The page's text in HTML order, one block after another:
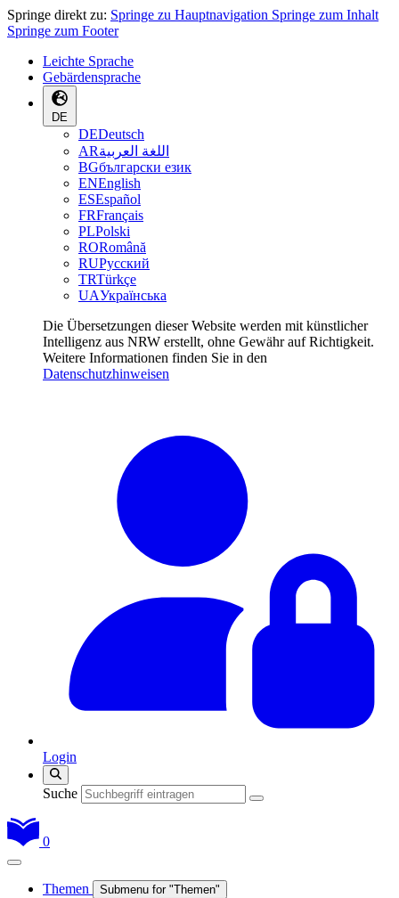
Springe direkt zu: Springe zu Hauptnavigation Springe zum Inhalt
Springe zum Footer
Leichte Sprache
Gebärdensprache
DE
DEDeutsch
ARاللغة العربية
BGбългарски език
ENEnglish
ESEspañol
FRFrançais
PLPolski
RORomână
RUРусский
TRTürkçe
UAУкраїнська
Die Übersetzungen dieser Website werden mit künstlicher
Intelligenz aus NRW erstellt, ohne Gewähr auf Richtigkeit.
Weitere Informationen finden Sie in den
Datenschutzhinweisen
Login
Suche
0
Themen Submenu for "Themen"